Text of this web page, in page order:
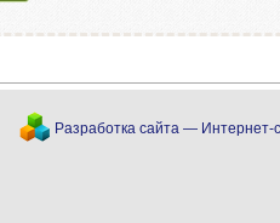
Разработка сайта — Интернет-